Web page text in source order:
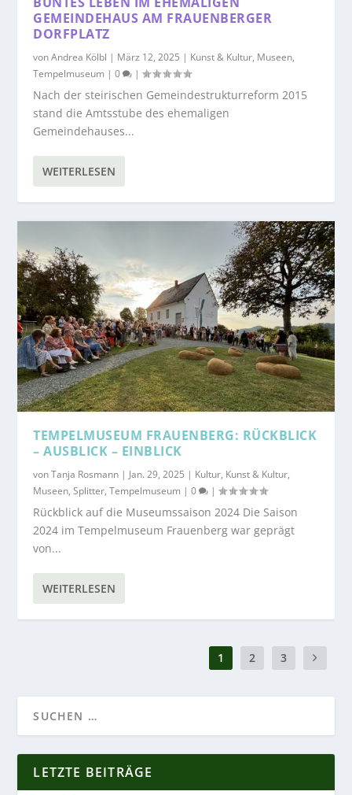
GEMEINDEHAUS AM FRAUENBERGER
DORFPLATZ
vonAndrea Kölbl | März 12, 2025 | Kunst & Kultur, Museen,
Tempelmuseum |0 |
Nach der steirischen Gemeindestrukturreform 2015
stand die Amtsstube des ehemaligen
Gemeindehauses...
WEITERLESEN
TEMPELMUSEUM FRAUENBERG: RÜCKBLICK
– AUSBLICK – EINBLICK
vonTanja Rosmann | Jan. 29, 2025 | Kultur, Kunst & Kultur,
Museen,Splitter,Tempelmuseum |0 |
Rückblick auf die Museumssaison 2024 Die Saison
2024 im Tempelmuseum Frauenberg war geprägt
von...
WEITERLESEN
1 2 3
LETZTE BEITRÄGE